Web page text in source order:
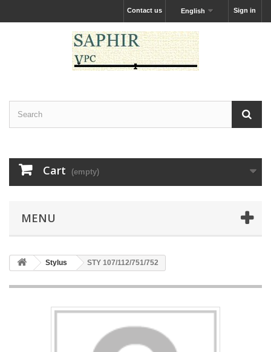
Sign in
English
Contact us
Cart (empty)
MENU
Stylus STY 107/112/751/752